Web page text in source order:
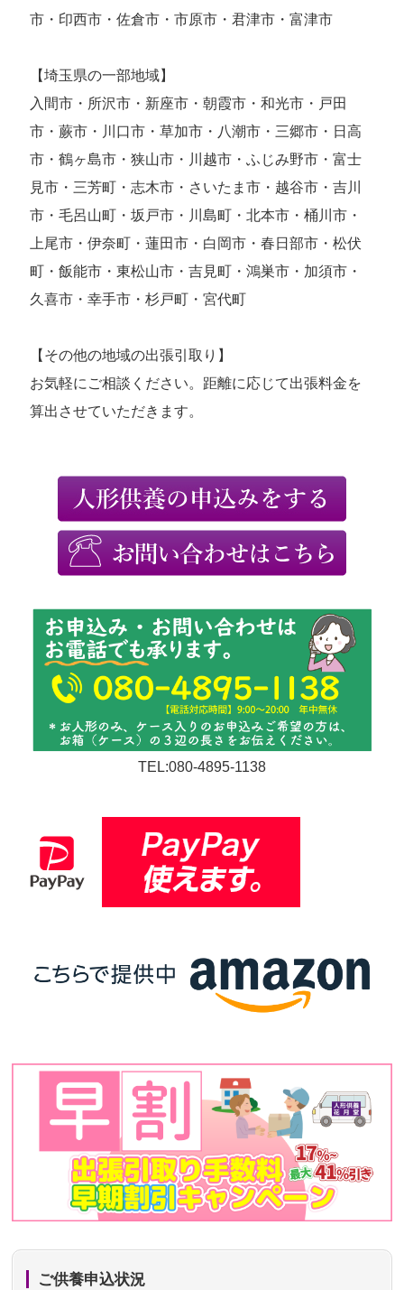
市・印西市・佐倉市・市原市・君津市・富津市
【埼玉県の一部地域】
入間市・所沢市・新座市・朝霞市・和光市・戸田
市・蕨市・川口市・草加市・八潮市・三郷市・日高
市・鶴ヶ島市・狭山市・川越市・ふじみ野市・富士
見市・三芳町・志木市・さいたま市・越谷市・吉川
市・毛呂山町・坂戸市・川島町・北本市・桶川市・
上尾市・伊奈町・蓮田市・白岡市・春日部市・松伏
町・飯能市・東松山市・吉見町・鴻巣市・加須市・
久喜市・幸手市・杉戸町・宮代町
【その他の地域の出張引取り】
お気軽にご相談ください。距離に応じて出張料金を
算出させていただきます。
TEL:080-4895-1138
ご供養申込状況